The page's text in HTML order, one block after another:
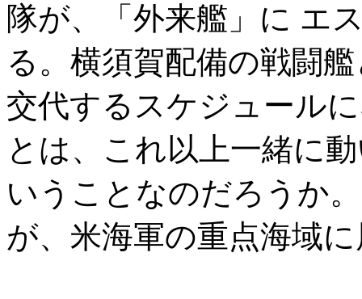
隊が、「外来艦」に エ
る。横須賀配備の戦闘
交代するスケジュール
とは、これ以上一緒に
いうことなのだろうか
が、米海軍の重点海域